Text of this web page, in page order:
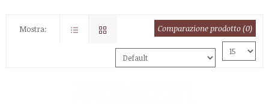
Mostra: Comparazione prodotto (0)